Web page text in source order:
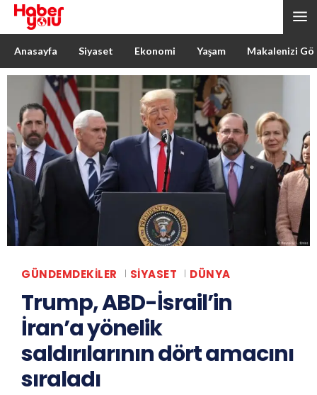
Anasayfa Siyaset Ekonomi Yaşam Makalenizi
GÜNDEMDEKILER SIYASET DÜNYA
Trump, ABD-İsrail’in
İran’a yönelik
saldırılarının dört amacını
sıraladı